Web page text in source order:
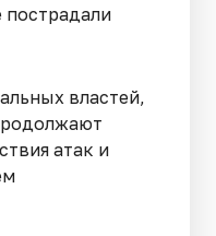
властей,
атак и